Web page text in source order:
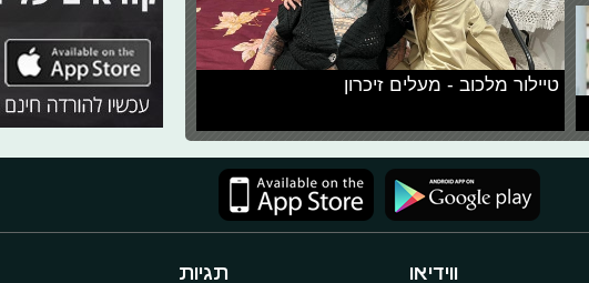
טיילור מלכוב - מעלים זיכרון
ווידיאו תגיות